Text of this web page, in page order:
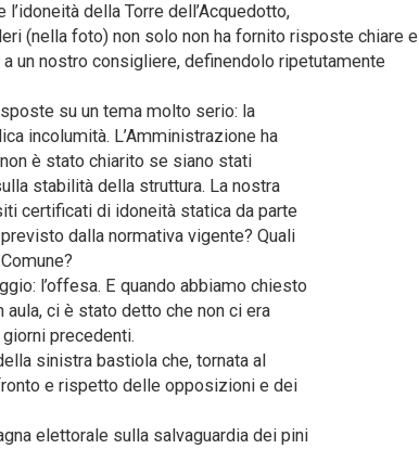
della Torre dell’Acquedotto,
(nella foto) non solo non ha fornito risposte chiare e
un nostro consigliere, definendolo ripetutamente
su un tema molto serio: la
incolumità. L’Amministrazione ha
è stato chiarito se siano stati
stabilità della struttura. La nostra
certificati di idoneità statica da parte
dalla normativa vigente? Quali
l’offesa. E quando abbiamo chiesto
ci è stato detto che non ci era
precedenti.
sinistra bastiola che, tornata al
e rispetto delle opposizioni e dei
elettorale sulla salvaguardia dei pini